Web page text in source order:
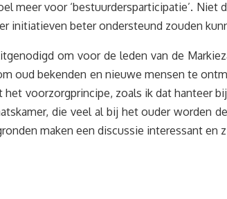
meer voor ‘bestuurdersparticipatie’.
initiatieven beter ondersteund zouden
om voor de leden van de
oud bekenden en nieuwe mensen te
voorzorgprincipe, zoals ik dat hanteer
die veel al bij het ouder worden de
maken een discussie interessant en